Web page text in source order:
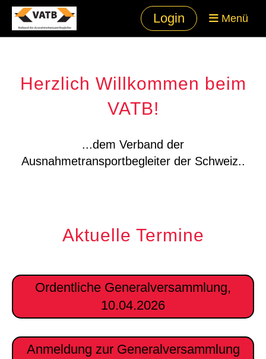
Login Menü
Herzlich Willkommen beim
VATB!
...dem Verband der
Ausnahmetransportbegleiter der Schweiz..
Aktuelle Termine
Ordentliche Generalversammlung,
10.04.2026
Anmeldung zur Generalversammlung